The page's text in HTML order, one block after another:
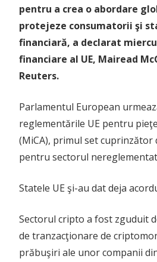
pentru a crea o abordare
protejeze consumatorii şi
financiară, a declarat
financiare al UE, Mairead
Reuters.
Parlamentul European
reglementările UE pentru
(MiCA), primul set cuprinzător
pentru sectorul
Statele UE şi-au dat deja
Sectorul cripto a fost zguduit
de tranzacţionare de
prăbuşiri ale unor companii